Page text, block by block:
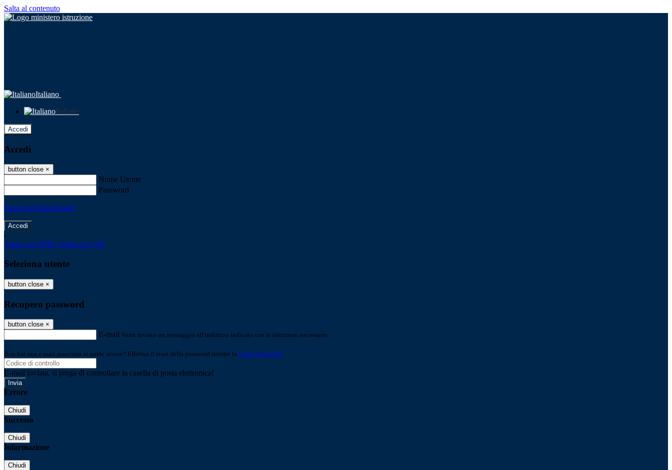
Salta al contenuto
Italiano
Italiano
Accedi
Accedi
button close ×
Nome Utente
Password
Password dimenticata?
-
Entra con SPID Entra con CIE
Seleziona utente
button close ×
Recupero password
button close ×
E-mail Verrà inviato un messaggio all'indirizzo indicato con le istruzioni necessarie.
Non hai una e-mail associata al nome utente? Effettua il reset della password tramite la Login Spaggiari
E-mail inviata, si prega di controllare la casella di posta elettronica!
Errore
Chiudi
Successo
Chiudi
Informazione
Chiudi